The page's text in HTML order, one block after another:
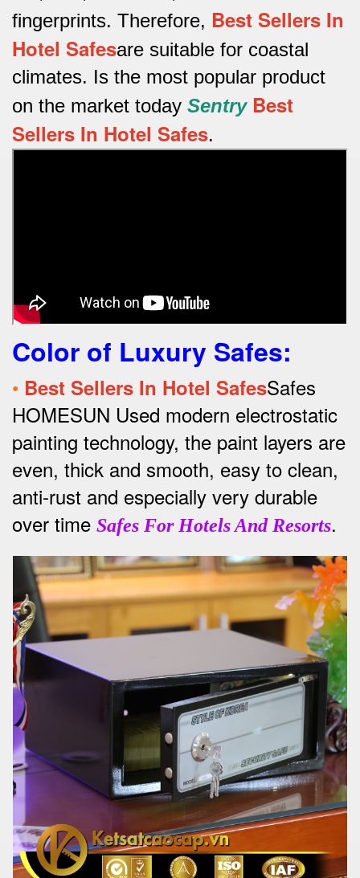
fingerprints. Therefore, Best Sellers In
Hotel Safesare suitable for coastal
climates. Is the most popular product
on the market today Sentry Best
Sellers In Hotel Safes.
Color of Luxury Safes:
• Best Sellers In Hotel SafesSafes
HOMESUN Used modern electrostatic
painting technology, the paint layers are
even, thick and smooth, easy to clean,
anti-rust and especially very durable
over time Safes For Hotels And Resorts.